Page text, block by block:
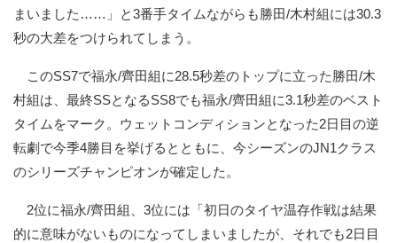
まいました……」と3番手タイムながらも勝田/木村組には30.3
秒の大差をつけられてしまう。
このSS7で福永/齊田組に28.5秒差のトップに立った勝田/木
村組は、最終SSとなるSS8でも福永/齊田組に3.1秒差のベスト
タイムをマーク。ウェットコンディションとなった2日目の逆
転劇で今季4勝目を挙げるとともに、今シーズンのJN1クラス
のシリーズチャンピオンが確定した。
2位に福永/齊田組、3位には「初日のタイヤ温存作戦は結果
的に意味がないものになってしまいましたが、それでも2日目